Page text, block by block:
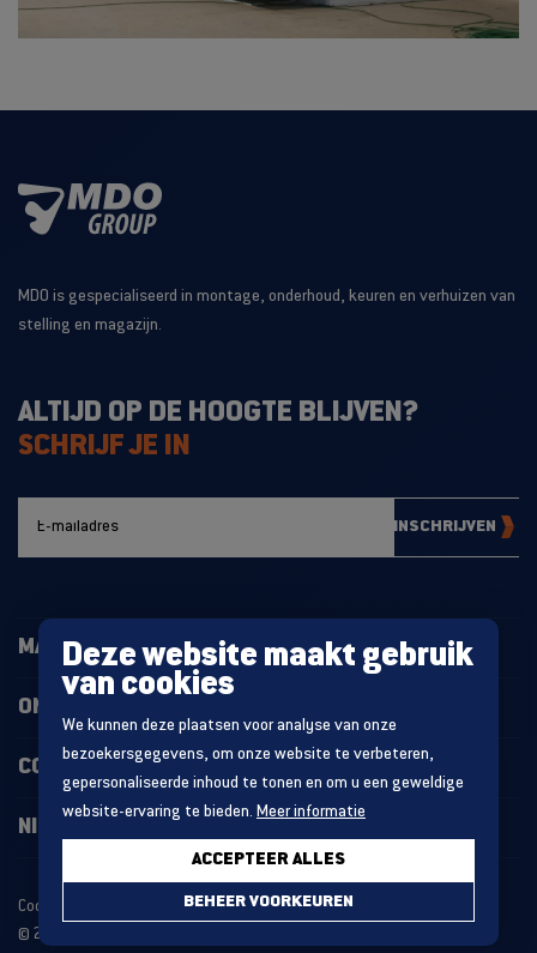
Deze website maakt gebruik
van cookies
We kunnen deze plaatsen voor analyse van onze
bezoekersgegevens, om onze website te verbeteren,
gepersonaliseerde inhoud te tonen en om u een geweldige
website-ervaring te bieden. Meer informatie
BEHEER VOORKEUREN
ACCEPTEER ALLES
MDO is gespecialiseerd in montage, onderhoud, keuren en verhuizen van
stelling en magazijn.
ALTIJD OP DE HOOGTE BLIJVEN?
SCHRIJF JE IN
INSCHRIJVEN
MAGAZIJNINRICHTING
ONZE PROJECTEN
CONTACT
NIEUWS
Cookie statement
Algemene voorwaarden
© 2026 MDO GROUP